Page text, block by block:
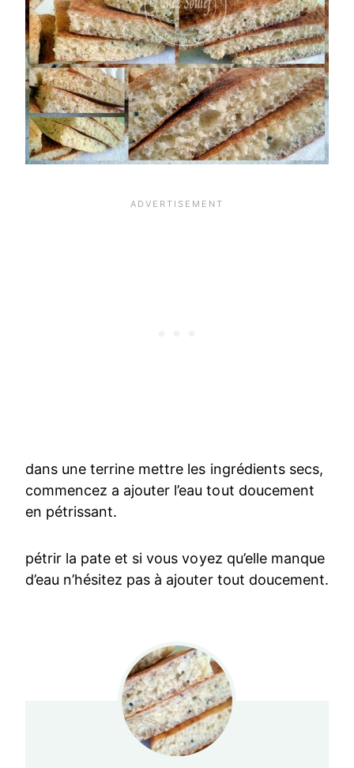
dans une terrine mettre les ingrédients secs,
commencez a ajouter l’eau tout doucement
en pétrissant.
pétrir la pate et si vous voyez qu’elle manque
d’eau n’hésitez pas à ajouter tout doucement.